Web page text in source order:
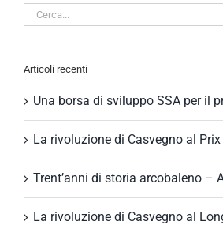
Cerca
Articoli recenti
Una borsa di sviluppo SSA per il
La rivoluzione di Casvegno al
Trent’anni di storia arcobaleno –
La rivoluzione di Casvegno al